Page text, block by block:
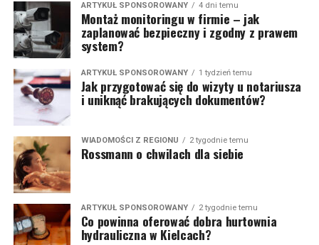
ARTYKUŁ SPONSOROWANY 4 dni temu
Montaż monitoringu w firmie – jak
zaplanować bezpieczny i zgodny z prawem
system?
ARTYKUŁ SPONSOROWANY 1 tydzień temu
Jak przygotować się do wizyty u notariusza
i uniknąć brakujących dokumentów?
WIADOMOŚCI Z REGIONU 2 tygodnie temu
Rossmann o chwilach dla siebie
ARTYKUŁ SPONSOROWANY 2 tygodnie temu
Co powinna oferować dobra hurtownia
hydrauliczna w Kielcach?